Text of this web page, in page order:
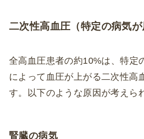
二次性高血圧（特定の病気が
全高血圧患者の約10%は、特定
によって血圧が上がる二次性高
す。以下のような原因が考えら
腎臓の病気